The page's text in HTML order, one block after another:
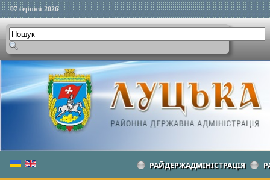
07 серпня 2026
РАЙДЕРЖАДМІНІСТРАЦІЯ